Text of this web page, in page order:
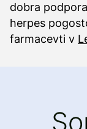
dobra
herpes
farmacevti v